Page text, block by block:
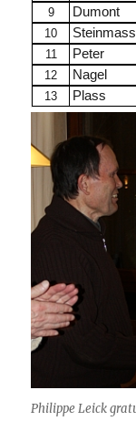
9
Dumont
10
Steinmassl
11
Peter
12
Nagel
13
Plass
Philippe Leick